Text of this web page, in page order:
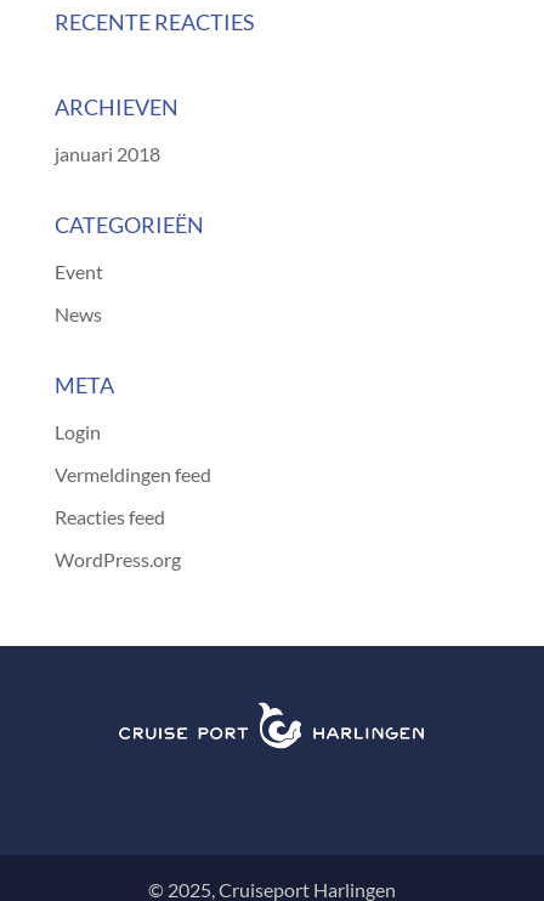
RECENTE REACTIES
ARCHIEVEN
januari 2018
CATEGORIEËN
Event
News
META
Login
Vermeldingen feed
Reacties feed
WordPress.org
© 2025, Cruiseport Harlingen